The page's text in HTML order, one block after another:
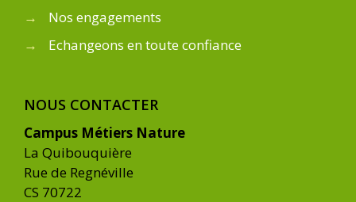
→
Nos engagements
→
Echangeons en toute confiance
NOUS CONTACTER
Campus Métiers Nature
La Quibouquière
Rue de Regnéville
CS 70722